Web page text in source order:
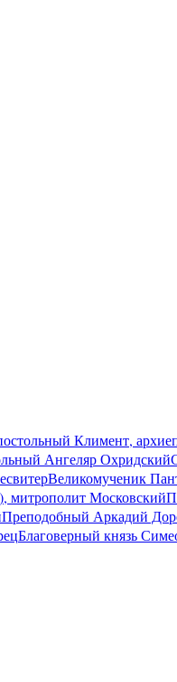
Климент,
Ангеляр Охридский
Великомученик
митрополит Московский
Преподобный Аркадий
Благоверный князь